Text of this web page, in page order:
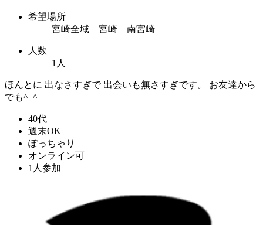
希望場所
宮崎全域 宮崎 南宮崎
人数
1人
ほんとに 出なさすぎで 出会いも無さすぎです。 お友達から
でも^_^
40代
週末OK
ぽっちゃり
オンライン可
1人参加